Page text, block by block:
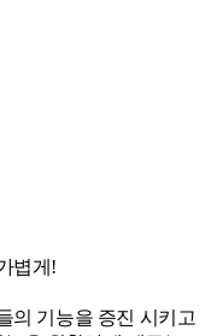
볍게!
의 기능을 증진 시키고